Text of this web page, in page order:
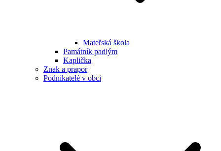
Mateřská škola
Památník padlým
Kaplička
Znak a prapor
Podnikatelé v obci